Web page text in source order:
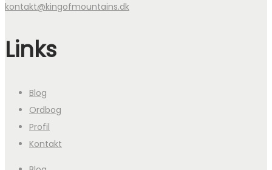
kontakt@kingofmountains.dk
Links
Blog
Ordbog
Profil
Kontakt